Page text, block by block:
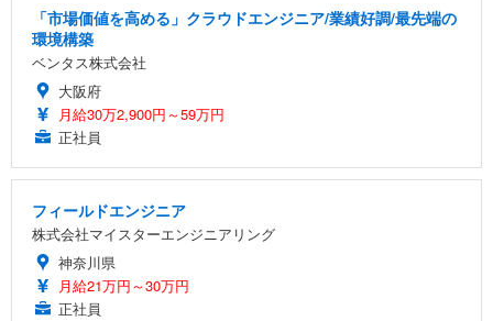
「市場価値を高める」クラウドエンジニア/業績好調/最先端の
環境構築
ベンタス株式会社
大阪府
月給30万2,900円～59万円
正社員
フィールドエンジニア
株式会社マイスターエンジニアリング
神奈川県
月給21万円～30万円
正社員